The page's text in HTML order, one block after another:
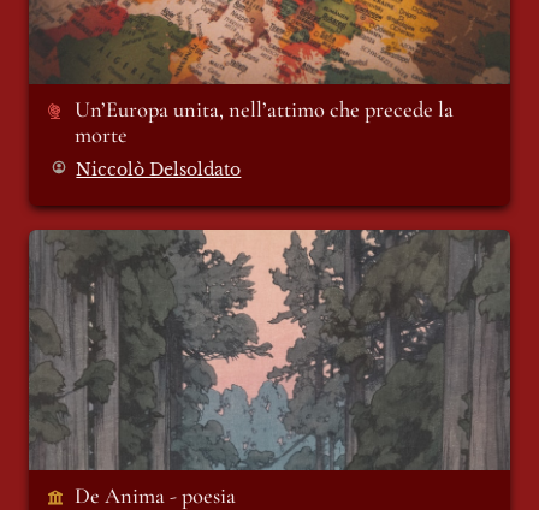
Un’Europa unita, nell’attimo che precede la
morte
Niccolò Delsoldato
De Anima - poesia
De Anima - poesia